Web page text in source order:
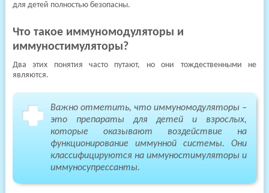
для детей полностью безопасны.
Что такое иммуномодуляторы и
иммуностимуляторы?
Два этих понятия часто путают, но они тождественными не
являются.
Важно отметить, что иммуномодуляторы –
это препараты для детей и взрослых,
которые оказывают воздействие на
функционирование иммунной системы. Они
классифицируются на иммуностимуляторы и
иммуносупрессанты.